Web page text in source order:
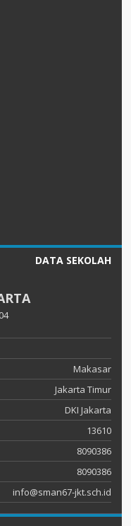
DATA SEKOLAH
Makasar
Jakarta Timur
DKI Jakarta
13610
8090386
8090386
info@sman67-jkt.sch.id